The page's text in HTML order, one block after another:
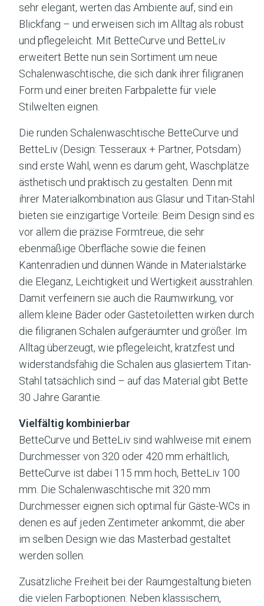
sehr elegant, werten das Ambiente auf, sind ein
Blickfang – und erweisen sich im Alltag als robust
und pflegeleicht. Mit BetteCurve und BetteLiv
erweitert Bette nun sein Sortiment um neue
Schalenwaschtische, die sich dank ihrer filigranen
Form und einer breiten Farbpalette für viele
Stilwelten eignen.
Die runden Schalenwaschtische BetteCurve und
BetteLiv (Design: Tesseraux + Partner, Potsdam)
sind erste Wahl, wenn es darum geht, Waschplätze
ästhetisch und praktisch zu gestalten. Denn mit
ihrer Materialkombination aus Glasur und Titan-Stahl
bieten sie einzigartige Vorteile: Beim Design sind es
vor allem die präzise Formtreue, die sehr
ebenmäßige Oberfläche sowie die feinen
Kantenradien und dünnen Wände in Materialstärke
die Eleganz, Leichtigkeit und Wertigkeit ausstrahlen.
Damit verfeinern sie auch die Raumwirkung, vor
allem kleine Bäder oder Gästetoiletten wirken durch
die filigranen Schalen aufgeräumter und größer. Im
Alltag überzeugt, wie pflegeleicht, kratzfest und
widerstandsfähig die Schalen aus glasiertem Titan-
Stahl tatsächlich sind – auf das Material gibt Bette
30 Jahre Garantie.
Vielfältig kombinierbar
BetteCurve und BetteLiv sind wahlweise mit einem
Durchmesser von 320 oder 420 mm erhältlich,
BetteCurve ist dabei 115 mm hoch, BetteLiv 100
mm. Die Schalenwaschtische mit 320 mm
Durchmesser eignen sich optimal für Gäste-WCs in
denen es auf jeden Zentimeter ankommt, die aber
im selben Design wie das Masterbad gestaltet
werden sollen.
Zusätzliche Freiheit bei der Raumgestaltung bieten
die vielen Farboptionen: Neben klassischem,